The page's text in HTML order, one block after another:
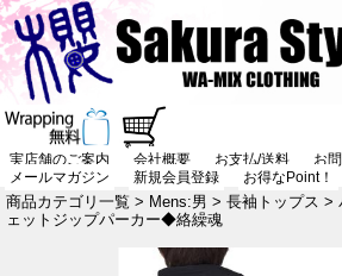
実店舗のご案内 会社概要 お支払/送料
お
メールマガジン
新規会員登録 お得なPoint！
商品カテゴリ一覧 > Mens:男 > 長袖トップス >
ェットジップパーカー◆絡繰魂